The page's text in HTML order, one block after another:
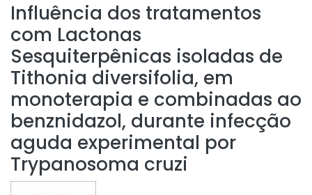
Influência dos tratamentos
com Lactonas
Sesquiterpênicas isoladas de
Tithonia diversifolia, em
monoterapia e combinadas ao
benznidazol, durante infecção
aguda experimental por
Trypanosoma cruzi